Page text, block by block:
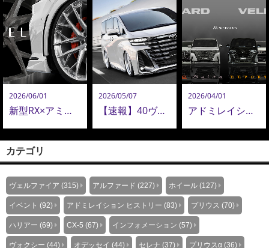
2026/06/01
新型RX×アミスタット新作24インチ鍛造ホイールが圧巻！新型アルヴェル・LM用22インチも追加決定！
2026/05/07
【速報】40ヴェルファイア コンプリートオーダー再開！ADMIRATION 40ヴェルファイア 最新カスタム公開！
2026/04/01
アドミレイションがおすすめする、アルファード＆ヴェルファイア エアロパーツコレクション
カテゴリ
ヴェルファイア (315) アルファード (227) ホイール (127)
イベント (92) アドミレイション ヒストリー (83) プリウス (70)
ハリアー (69) CX-5 (67) インフォメーション (57)
ヴォクシー (44) オデッセイ (44) セレナ (37) プリウスα (36)